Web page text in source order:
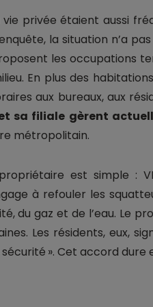
vie privée étaient aussi
la situation n’a
les occupations
En plus des
aux bureaux, aux
sa filiale gèrent
métropolitain.
est simple :
à refouler les
du gaz et de l’eau. Le
Les résidents, eux,
». Cet accord